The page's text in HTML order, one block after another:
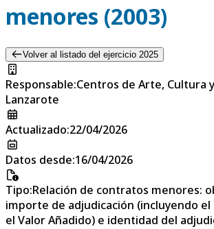
menores (2003)
Volver al listado del ejercicio 2025
Responsable:Centros de Arte, Cultura
Lanzarote
Actualizado:22/04/2026
Datos desde:16/04/2026
Tipo:Relación de contratos menores:
importe de adjudicación (incluyendo
el Valor Añadido) e identidad del